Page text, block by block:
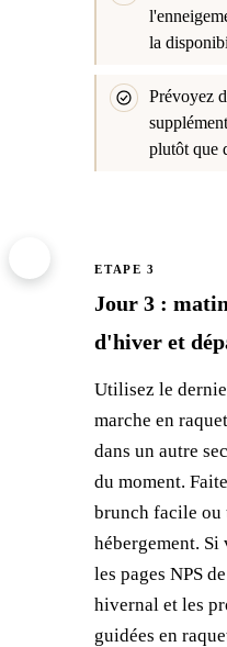
la
Prévoyez
plutôt que
ETAPE 3
Jour 3 :
d'hiver et
Utilisez le
marche en
dans un autre
du moment.
brunch facile ou
hébergement. Si
les pages NPS
hivernal et les
guidées en